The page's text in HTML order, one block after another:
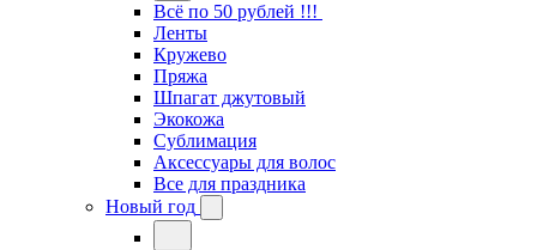
Всё по 50 рублей !!!
Ленты
Кружево
Пряжа
Шпагат джутовый
Экокожа
Сублимация
Аксессуары для волос
Все для праздника
Новый год